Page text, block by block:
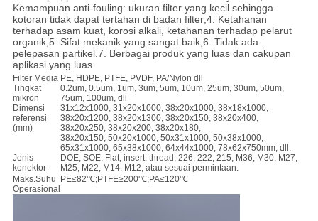
Kemampuan anti-fouling: ukuran filter yang kecil sehingga
kotoran tidak dapat tertahan di badan filter;4. Ketahanan
terhadap asam kuat, korosi alkali, ketahanan terhadap pelarut
organik;5. Sifat mekanik yang sangat baik;6. Tidak ada
pelepasan partikel.7. Berbagai produk yang luas dan cakupan
aplikasi yang luas
Filter Media PE, HDPE, PTFE, PVDF, PA/Nylon dll
Tingkat
mikron
0.2um, 0.5um, 1um, 3um, 5um, 10um, 25um, 30um, 50um,
75um, 100um, dll
Dimensi
referensi
(mm)
31x12x1000, 31x20x1000, 38x20x1000, 38x18x1000,
38x20x1200, 38x20x1300, 38x20x150, 38x20x400,
38x20x250, 38x20x200, 38x20x180,
38x20x150, 50x20x1000, 50x31x1000, 50x38x1000,
65x31x1000, 65x38x1000, 64x44x1000, 78x62x750mm, dll.
Jenis
konektor
DOE, SOE, Flat, insert, thread, 226, 222, 215, M36, M30, M27,
M25, M22, M14, M12, atau sesuai permintaan.
Maks.Suhu
Operasional
PE≤82℃;PTFE≥200℃;PA≤120℃